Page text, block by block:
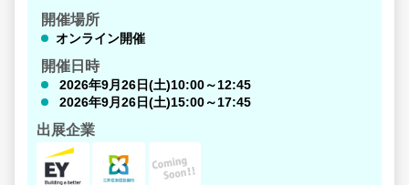
だからこそ先輩方は、講義形式ではなく、
社員の方と直接コミュニケーションが取れる「質の高い体
このイベントを活用してきました。
＜イベントの魅力＞
1）自分ではなかなか会えない人気企業約10社の話を1日で
聞ける
開催場所
オンライン開催
開催日時
2026年9月26日(土)10:00～12:45
2026年9月26日(土)15:00～17:45
出展企業